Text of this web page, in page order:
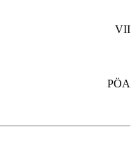
VII
PÖA